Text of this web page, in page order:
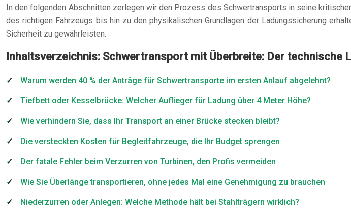
In den folgenden Abschnitten zerlegen wir den Prozess des Schwertransports in seine
des richtigen Fahrzeugs bis hin zu den physikalischen Grundlagen der Ladungssicherung
Sicherheit zu gewährleisten.
Inhaltsverzeichnis: Schwertransport mit Überbreite: Der technische
Warum werden 40 % der Anträge für Schwertransporte im ersten Anlauf abgelehnt?
Tiefbett oder Kesselbrücke: Welcher Auflieger für Ladung über 4 Meter Höhe?
Wie verhindern Sie, dass Ihr Transport an einer Brücke stecken bleibt?
Die versteckten Kosten für Begleitfahrzeuge, die Ihr Budget sprengen
Der fatale Fehler beim Verzurren von Turbinen, den Profis vermeiden
Wie Sie Überlänge transportieren, ohne jedes Mal eine Genehmigung zu brauchen
Niederzurren oder Anlegen: Welche Methode hält bei Stahlträgern wirklich?